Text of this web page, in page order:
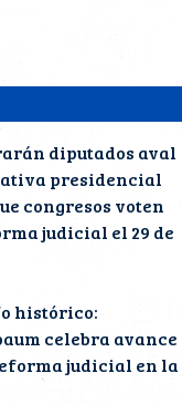
diputados aval
presidencial
congresos voten
judicial el 29 de
histórico:
celebra avance
judicial en la